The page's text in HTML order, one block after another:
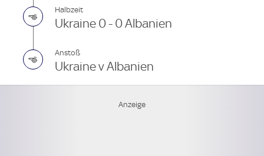
Halbzeit
Ukraine 0 - 0 Albanien
Anstoß
Ukraine v Albanien